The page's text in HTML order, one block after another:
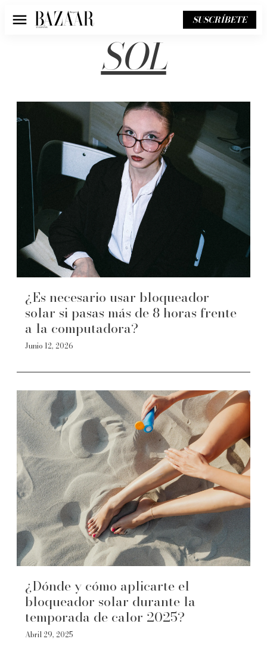
Menú SUSCRÍBETE
SOL
¿Es necesario usar bloqueador
solar si pasas más de 8 horas frente
a la computadora?
Junio 12, 2026
¿Dónde y cómo aplicarte el
bloqueador solar durante la
temporada de calor 2025?
Abril 29, 2025